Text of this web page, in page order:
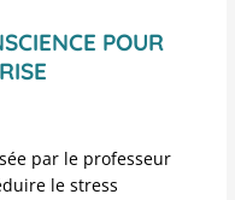
POUR
par le professeur
le stress